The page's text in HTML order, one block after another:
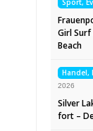
Sport,
Girl
Beach
Handel,
2026
Silver
fort –